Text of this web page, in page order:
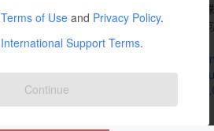
テクノロジー・ガジェット
映像・映画
ビジネス・起業
まちづくり・地域活性化
Terms of Use and Privacy Policy.
International Support Terms.
Continue
2016年9月：
用新案の取得
lin.ee/